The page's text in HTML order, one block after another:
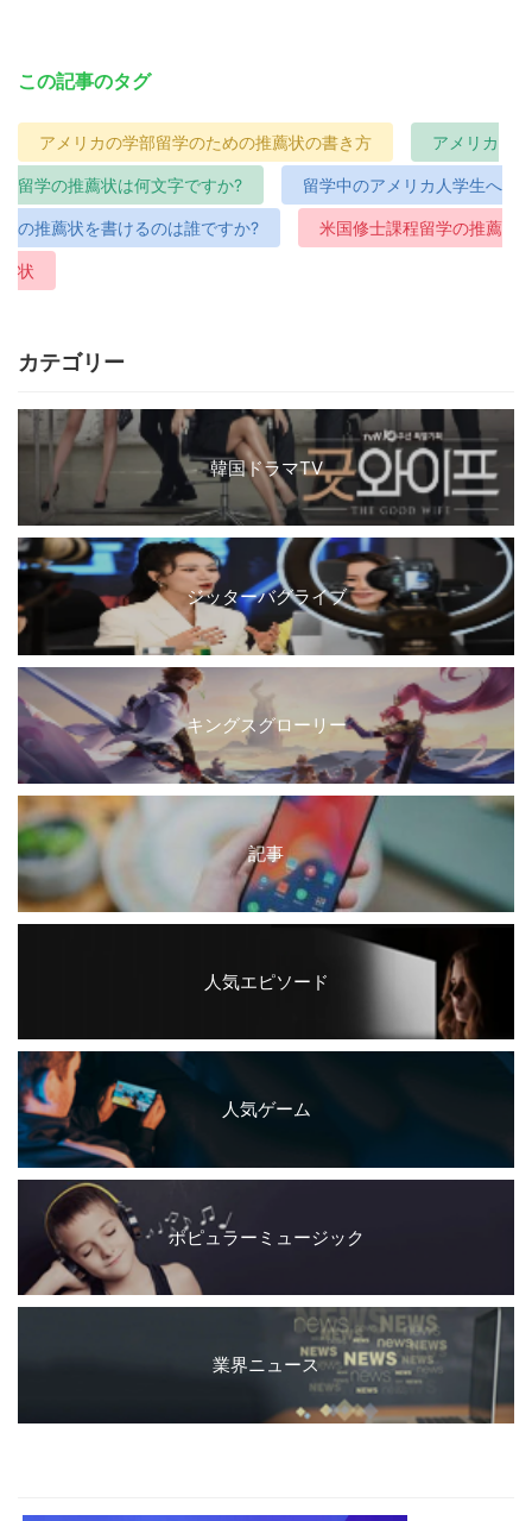
この記事のタグ
アメリカの学部留学のための推薦状の書き方 アメリカ
留学の推薦状は何文字ですか? 留学中のアメリカ人学生へ
の推薦状を書けるのは誰ですか? 米国修士課程留学の推薦
状
カテゴリー
韓国ドラマTV
ジッターバグライブ
キングスグローリー
記事
人気エピソード
人気ゲーム
ポピュラーミュージック
業界ニュース